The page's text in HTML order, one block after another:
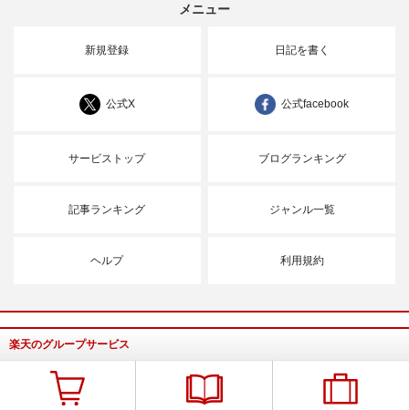
メニュー
新規登録 日記を書く
公式X 公式facebook
サービストップ ブログランキング
記事ランキング ジャンル一覧
ヘルプ 利用規約
楽天のグループサービス